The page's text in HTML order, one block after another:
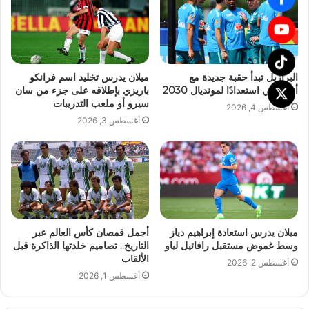
البرازيل تبدأ حقبة جديدة مع
أنشيلوتي استعدادًا لمونديال 2030
أغسطس 4, 2026
ميلان يدرس تخليد اسم فرانكو
باريزي بإطلاقه على جزء من سان
سيرو أو ملعب التدريبات
أغسطس 3, 2026
ميلان يدرس استعادة إبراهيم دياز
وسط غموض مستقبل رافائيل لياو
أغسطس 2, 2026
أجمل قمصان كأس العالم عبر
التاريخ.. تصاميم خلدتها الذاكرة قبل
الألقاب
أغسطس 1, 2026